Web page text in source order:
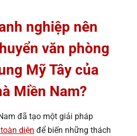
nghiệp nên
văn phòng
Mỹ Tây của
Miền Nam?
đã tạo một giải pháp
diện để biến những thách